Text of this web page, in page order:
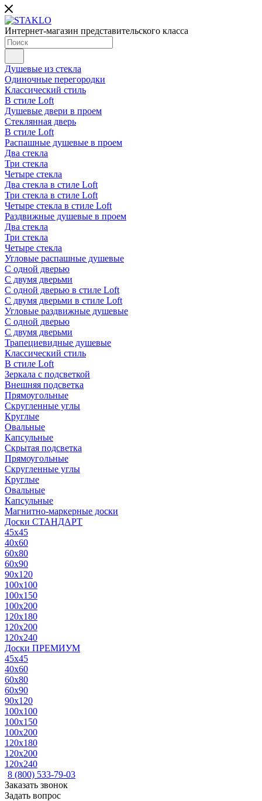
Интернет-магазин представительского класса
Душевые из стекла
Одиночные перегородки
Классический стиль
В стиле Loft
Душевые двери в проем
Стеклянная дверь
В стиле Loft
Распашные душевые в проем
Два стекла
Три стекла
Четыре стекла
Два стекла в стиле Loft
Три стекла в стиле Loft
Четыре стекла в стиле Loft
Раздвижные душевые в проем
Два стекла
Три стекла
Четыре стекла
Угловые распашные душевые
С одной дверью
С двумя дверьми
С одной дверью в стиле Loft
С двумя дверьми в стиле Loft
Угловые раздвижные душевые
С одной дверью
С двумя дверьми
Трапециевидные душевые
Классический стиль
В стиле Loft
Зеркала с подсветкой
Внешняя подсветка
Прямоугольные
Скругленные углы
Круглые
Овальные
Капсульные
Скрытая подсветка
Прямоугольные
Скругленные углы
Круглые
Овальные
Капсульные
Магнитно-маркерные доски
Доски СТАНДАРТ
45x45
40x60
60x80
60x90
90x120
100x100
100x150
100x200
120x180
120x200
120x240
Доски ПРЕМИУМ
45x45
40x60
60x80
60x90
90x120
100x100
100x150
100x200
120x180
120x200
120x240
8 (800) 533-79-03
Заказать звонок
Задать вопрос